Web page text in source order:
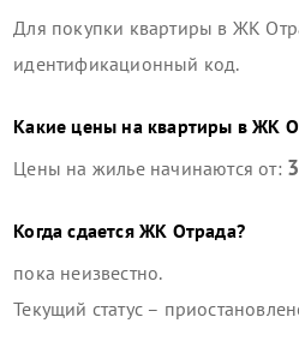
Для покупки квартиры в ЖК
идентификационный код.
Какие цены на квартиры вЖК
Цены на жилье начинаются от:
Когда сдаетсяЖК Отрада?
пока неизвестно.
Текущий статус –